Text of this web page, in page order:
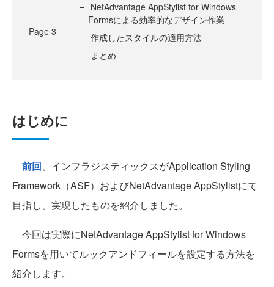
Page 3
NetAdvantage AppStylist for Windows
Formsによる効率的なデザイン作業
作成したスタイルの適用方法
まとめ
はじめに
前回、インフラジスティックスがApplication Styling
Framework（ASF）およびNetAdvantage AppStylistにて
目指し、実現したものを紹介しました。
今回は実際にNetAdvantage AppStylist for Windows
Formsを用いてルックアンドフィールを設定する方法を
紹介します。